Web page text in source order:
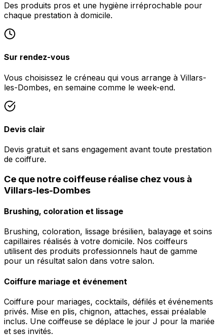
Des produits pros et une hygiène irréprochable pour
chaque prestation à domicile.
Sur rendez-vous
Vous choisissez le créneau qui vous arrange à Villars-
les-Dombes, en semaine comme le week-end.
Devis clair
Devis gratuit et sans engagement avant toute prestation
de coiffure.
Ce que notre coiffeuse réalise chez vous à
Villars-les-Dombes
Brushing, coloration et lissage
Brushing, coloration, lissage brésilien, balayage et soins
capillaires réalisés à votre domicile. Nos coiffeurs
utilisent des produits professionnels haut de gamme
pour un résultat salon dans votre salon.
Coiffure mariage et événement
Coiffure pour mariages, cocktails, défilés et événements
privés. Mise en plis, chignon, attaches, essai préalable
inclus. Une coiffeuse se déplace le jour J pour la mariée
et ses invités.